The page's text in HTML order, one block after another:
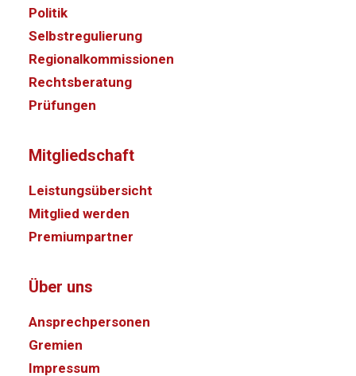
Politik
Selbstregulierung
Regionalkommissionen
Rechtsberatung
Prüfungen
Mitgliedschaft
Leistungsübersicht
Mitglied werden
Premiumpartner
Über uns
Ansprechpersonen
Gremien
Impressum